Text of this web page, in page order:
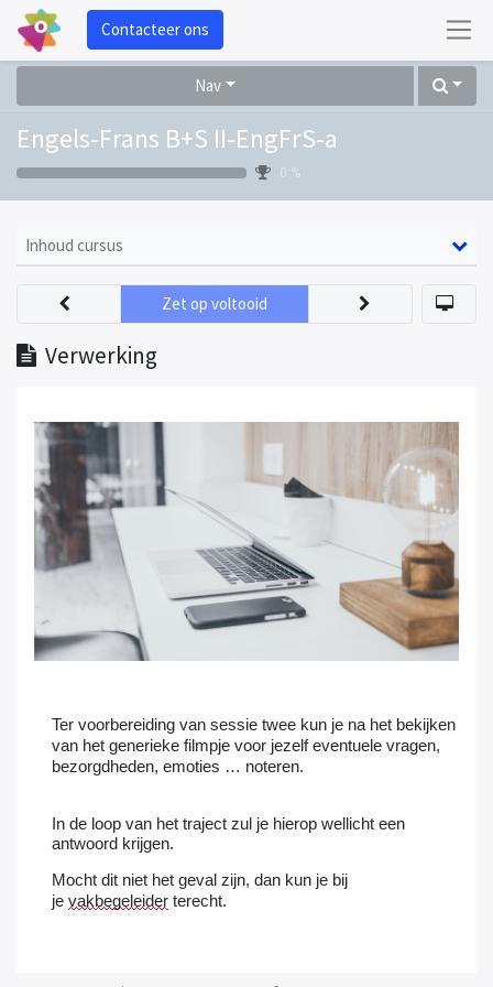
Contacteer ons
Nav
Engels-Frans B+S II-EngFrS-a
0 %
Inhoud cursus
Verwerking
Zet op voltooid
Ter voorbereiding van sessie twee kun je na het bekijken
van het generieke filmpje voor jezelf eventuele vragen,
bezorgdheden, emoties … noteren.
In de loop van het traject zul je hierop wellicht een
antwoord krijgen.
Mocht dit niet het geval zijn, dan kun je bij
je vakbegeleider terecht.